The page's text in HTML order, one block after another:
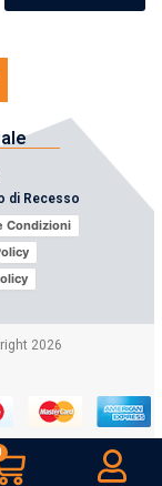
di Recesso
Condizioni
2026